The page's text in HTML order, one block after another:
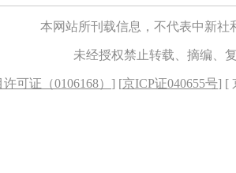
本网站所刊载信息，不代表中新
未经授权禁止转载、摘编、
可证（0106168） ] [京ICP证040655号] [